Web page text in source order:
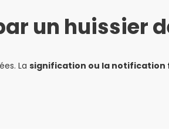
un huissier
La signification ou la notification